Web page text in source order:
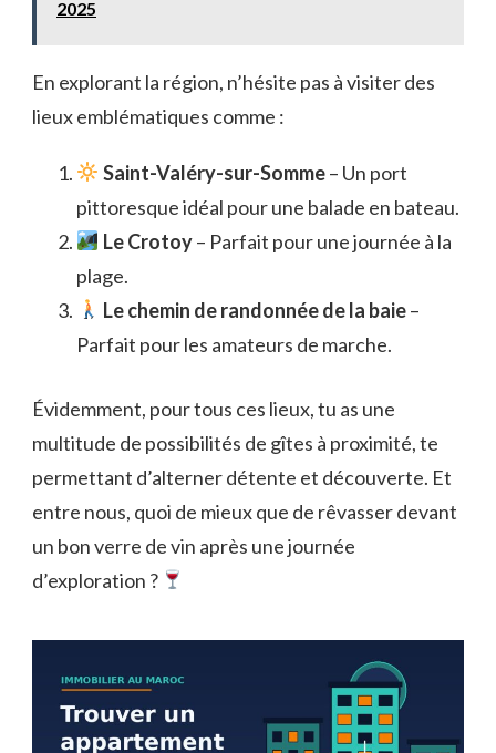
2025
En explorant la région, n’hésite pas à visiter des
lieux emblématiques comme :
Saint-Valéry-sur-Somme– Un port
pittoresque idéal pour une balade en bateau.
Le Crotoy– Parfait pour une journée à la
plage.
Le chemin de randonnée de la baie–
Parfait pour les amateurs de marche.
Évidemment, pour tous ces lieux, tu as une
multitude de possibilités de gîtes à proximité, te
permettant d’alterner détente et découverte. Et
entre nous, quoi de mieux que de rêvasser devant
un bon verre de vin après une journée
d’exploration ?